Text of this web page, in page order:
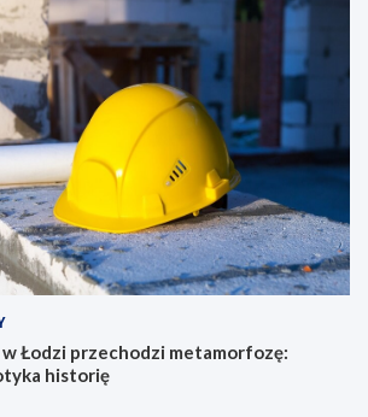
w Łodzi przechodzi metamorfozę:
historię